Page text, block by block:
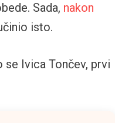
Sada, nakon
isto.
se Ivica Tončev, prvi